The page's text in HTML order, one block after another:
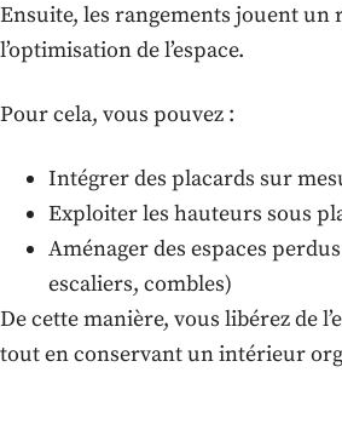
Ensuite, les rangements jouent un
l’optimisation de l’espace.
Pour cela, vous pouvez :
Intégrer des placards sur
Exploiter les hauteurs sous
Aménager des espaces
escaliers, combles)
De cette manière, vous libérez de
tout en conservant un intérieur